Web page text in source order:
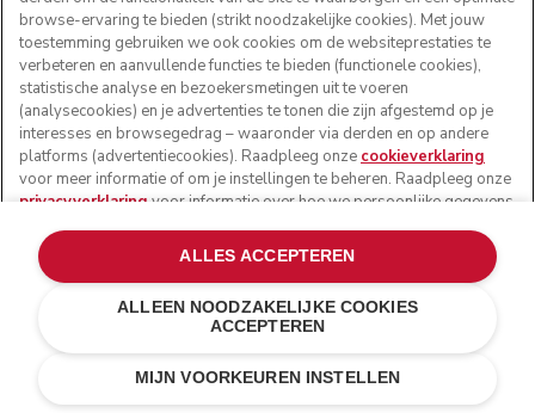
heb je? Met die informatie helpen wij je de perfecte
match te vinden.
AAN DE SLAG
browse-ervaring te bieden (strikt noodzakelijke cookies). Met jouw
toestemming gebruiken we ook cookies om de websiteprestaties te
verbeteren en aanvullende functies te bieden (functionele cookies),
statistische analyse en bezoekersmetingen uit te voeren
(analysecookies) en je advertenties te tonen die zijn afgestemd op je
interesses en browsegedrag – waaronder via derden en op andere
platforms (advertentiecookies). Raadpleeg onze cookieverklaring
voor meer informatie of om je instellingen te beheren. Raadpleeg onze
privacyverklaring voor informatie over hoe we persoonlijke gegevens
MIJN VOORKEUREN INSTELLEN
ALLEEN NOODZAKELIJKE COOKIES
ACCEPTEREN
ALLES ACCEPTEREN